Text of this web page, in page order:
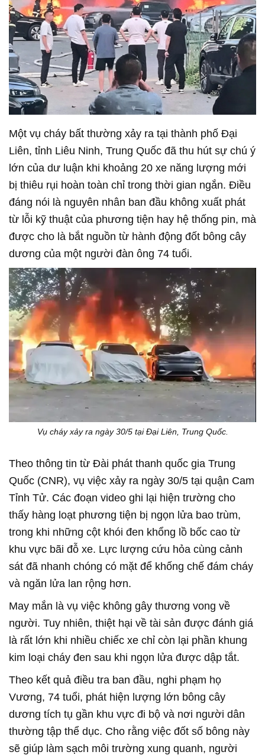
Một vụ cháy bất thường xảy ra tại thành phố Đại
Liên, tỉnh Liêu Ninh, Trung Quốc đã thu hút sự chú ý
lớn của dư luận khi khoảng 20 xe năng lượng mới
bị thiêu rụi hoàn toàn chỉ trong thời gian ngắn. Điều
đáng nói là nguyên nhân ban đầu không xuất phát
từ lỗi kỹ thuật của phương tiện hay hệ thống pin, mà
được cho là bắt nguồn từ hành động đốt bông cây
dương của một người đàn ông 74 tuổi.
Vụ cháy xảy ra ngày 30/5 tại Đại Liên, Trung Quốc.
Theo thông tin từ Đài phát thanh quốc gia Trung
Quốc (CNR), vụ việc xảy ra ngày 30/5 tại quận Cam
Tỉnh Tử. Các đoạn video ghi lại hiện trường cho
thấy hàng loạt phương tiện bị ngọn lửa bao trùm,
trong khi những cột khói đen khổng lồ bốc cao từ
khu vực bãi đỗ xe. Lực lượng cứu hỏa cùng cảnh
sát đã nhanh chóng có mặt để khống chế đám cháy
và ngăn lửa lan rộng hơn.
May mắn là vụ việc không gây thương vong về
người. Tuy nhiên, thiệt hại về tài sản được đánh giá
là rất lớn khi nhiều chiếc xe chỉ còn lại phần khung
kim loại cháy đen sau khi ngọn lửa được dập tắt.
Theo kết quả điều tra ban đầu, nghi phạm họ
Vương, 74 tuổi, phát hiện lượng lớn bông cây
dương tích tụ gần khu vực đi bộ và nơi người dân
thường tập thể dục. Cho rằng việc đốt số bông này
sẽ giúp làm sạch môi trường xung quanh, người